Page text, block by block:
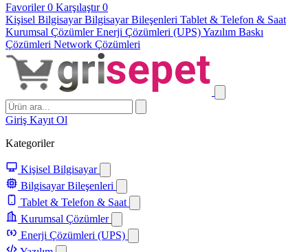
Favoriler0 Karşılaştır0
Kişisel BilgisayarBilgisayar Bileşenleri Tablet & Telefon & Saat
Kurumsal ÇözümlerEnerji Çözümleri (UPS)Yazılım Baskı
Çözümleri Network Çözümleri
Giriş Kayıt Ol
Kategoriler
Kişisel Bilgisayar
Bilgisayar Bileşenleri
Tablet & Telefon & Saat
Kurumsal Çözümler
Enerji Çözümleri (UPS)